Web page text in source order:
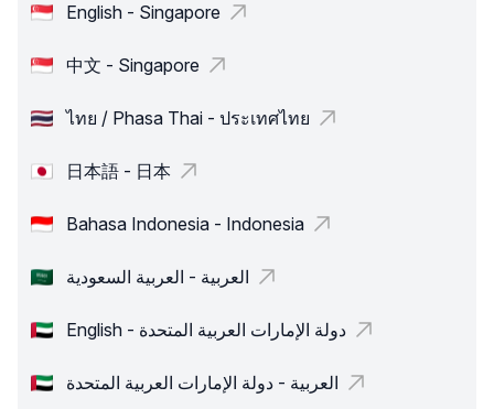
English - Singapore
中文 - Singapore
ไทย / Phasa Thai - ประเทศไทย
日本語 - 日本
Bahasa Indonesia - Indonesia
العربية - العربية السعودية
English - دولة الإمارات العربية المتحدة
العربية - دولة الإمارات العربية المتحدة